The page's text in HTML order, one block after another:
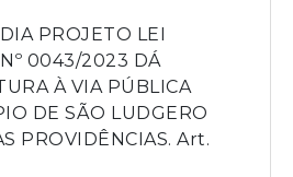
PROJETO LEI
0043/2023 DÁ
À VIA PÚBLICA
DE SÃO LUDGERO
PROVIDÊNCIAS. Art.